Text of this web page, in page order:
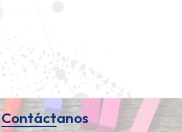
Contáctanos